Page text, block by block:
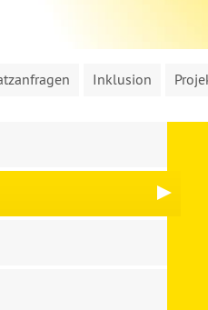
Inklusion